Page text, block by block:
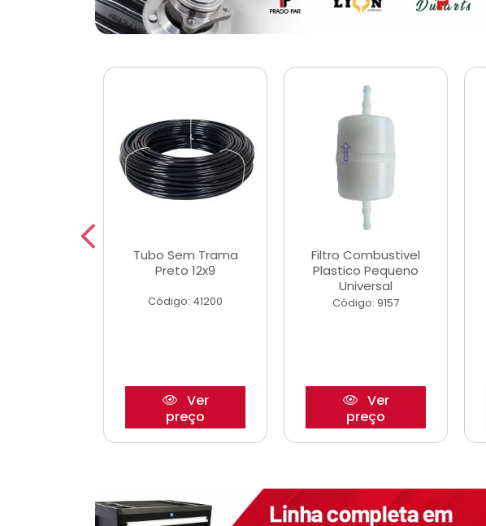
Tubo Sem Trama
Preto 12x9
Código: 41200
Ver
preço
Filtro Combustivel
Plastico Pequeno
Universal
Código: 9157
Ver
preço